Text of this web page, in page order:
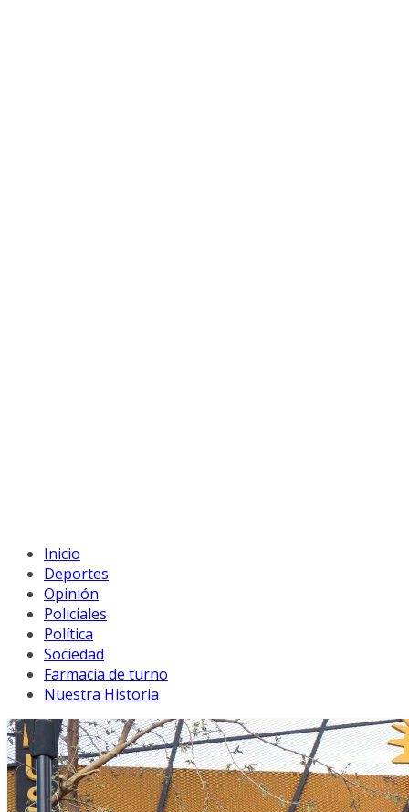
Inicio
Deportes
Opinión
Policiales
Política
Sociedad
Farmacia de turno
Nuestra Historia